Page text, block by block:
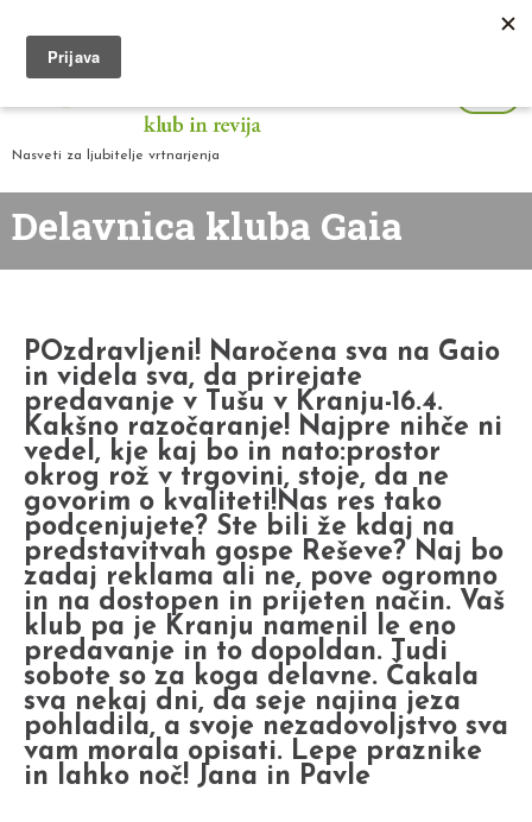
Nasveti za ljubitelje vrtnarjenja
Delavnica kluba Gaia
POzdravljeni! Naročena sva na Gaio
in videla sva, da prirejate
predavanje v Tušu v Kranju-16.4.
Kakšno razočaranje! Najpre nihče ni
vedel, kje kaj bo in nato:prostor
okrog rož v trgovini, stoje, da ne
govorim o kvaliteti!Nas res tako
podcenjujete? Ste bili že kdaj na
predstavitvah gospe Reševe? Naj bo
zadaj reklama ali ne, pove ogromno
in na dostopen in prijeten način. Vaš
klub pa je Kranju namenil le eno
predavanje in to dopoldan. Tudi
sobote so za koga delavne. Čakala
sva nekaj dni, da seje najina jeza
pohladila, a svoje nezadovoljstvo sva
vam morala opisati. Lepe praznike
in lahko noč! Jana in Pavle